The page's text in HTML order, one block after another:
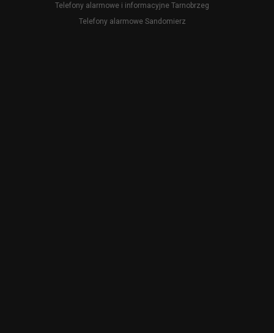
Telefony alarmowe i informacyjne Tarnobrzeg
Telefony alarmowe Sandomierz